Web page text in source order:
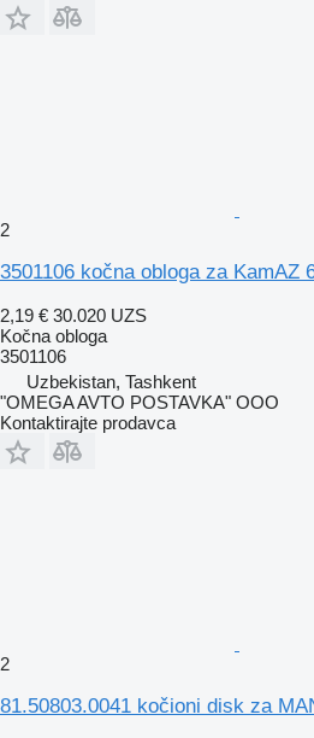
2
3501106 kočna obloga za KamAZ
2,19 € 30.020 UZS
Kočna obloga
3501106
Uzbekistan, Tashkent
"OMEGA AVTO POSTAVKA" OOO
Kontaktirajte prodavca
2
81.50803.0041 kočioni disk za